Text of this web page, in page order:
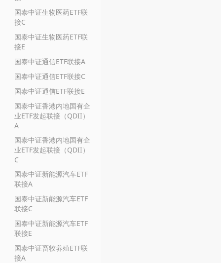
国泰中证生物医药ETF联
接C
国泰中证生物医药ETF联
接E
国泰中证通信ETF联接A
国泰中证通信ETF联接C
国泰中证通信ETF联接E
国泰中证香港内地国有企
业ETF发起联接（QDII）
A
国泰中证香港内地国有企
业ETF发起联接（QDII）
C
国泰中证新能源汽车ETF
联接A
国泰中证新能源汽车ETF
联接C
国泰中证新能源汽车ETF
联接E
国泰中证畜牧养殖ETF联
接A